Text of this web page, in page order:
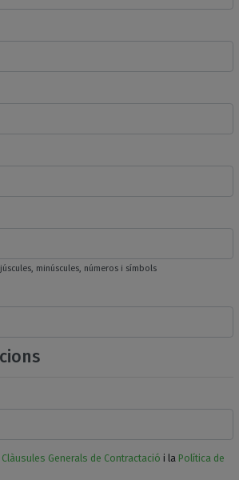
minúscules, números i símbols
Clàusules Generals de Contractació i la Política de